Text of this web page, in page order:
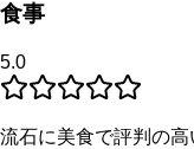
食事
5.0
流石に美食で評判の